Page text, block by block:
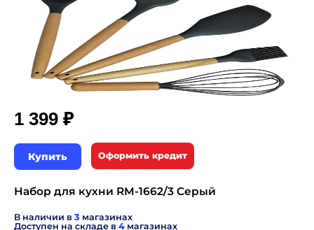
1 399 ₽
Купить Оформить кредит
Набор для кухни RM-1662/3 Серый
В наличии в 3 магазинах
Доступен на складе в 4 магазинах